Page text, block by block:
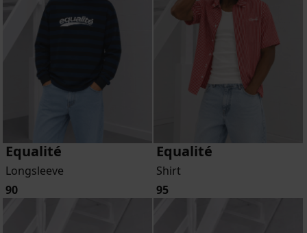
Equalité
Longsleeve
90
Equalité
Shirt
95